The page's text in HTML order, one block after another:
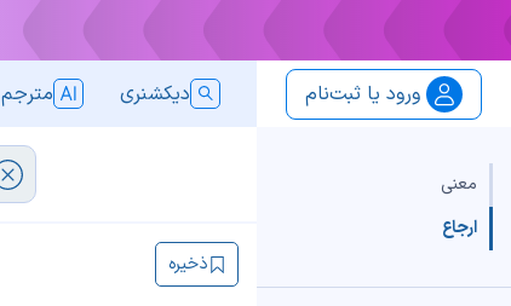
ورود یا ثبت‌نام دیکشنری مترجم
معنی
ارجاع
ذخیره